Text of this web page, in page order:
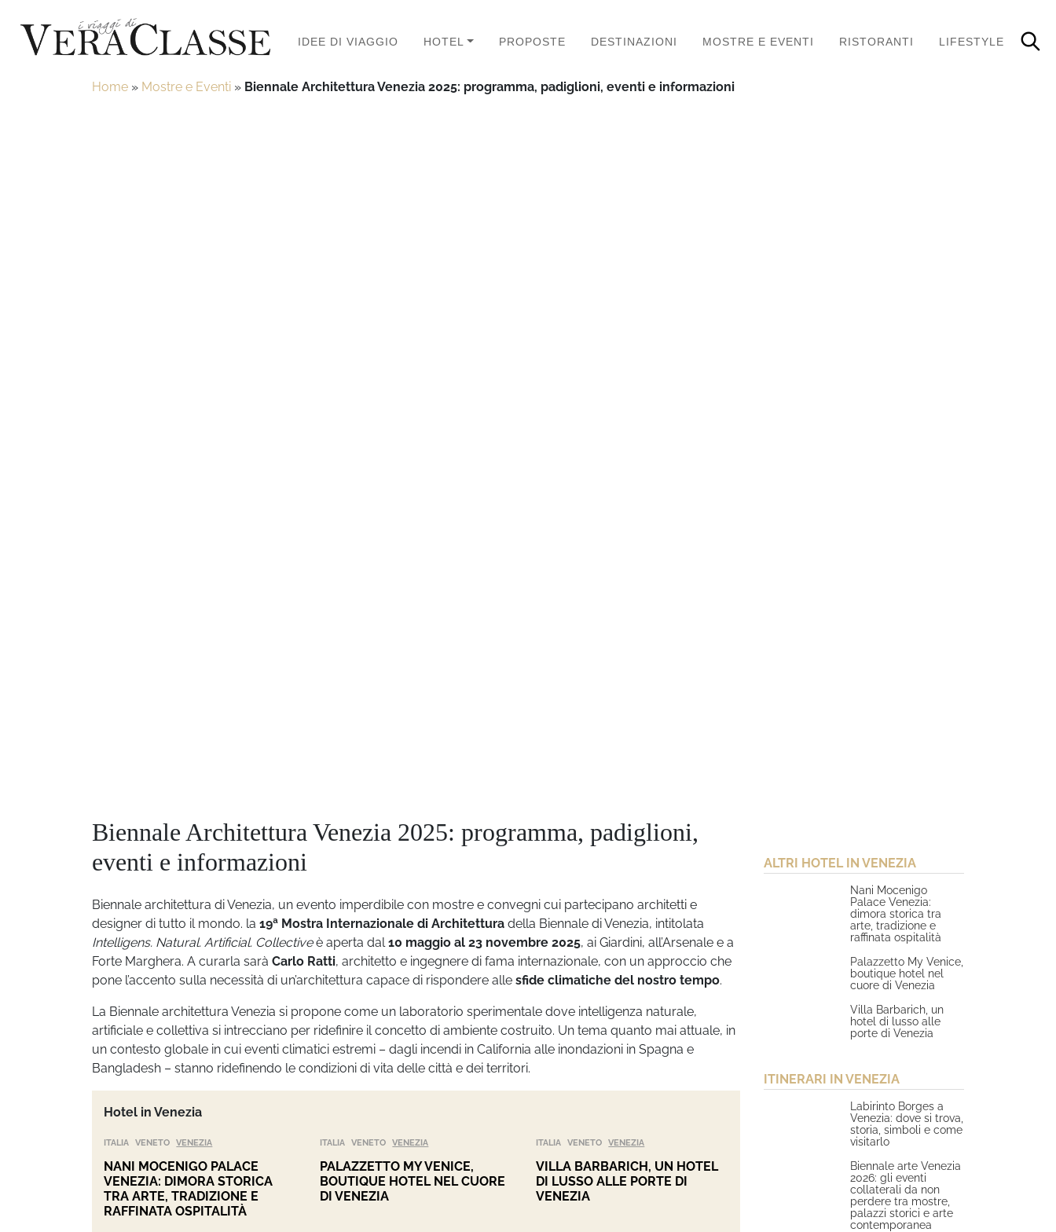
IDEE DI VIAGGIO HOTEL PROPOSTE DESTINAZIONI MOSTRE E EVENTI RISTORANTI LIFESTYLE
Home » Mostre e Eventi » Biennale Architettura Venezia 2025: programma, padiglioni, eventi e informazioni
Biennale Architettura Venezia 2025: programma, padiglioni,
eventi e informazioni
Biennale architettura di Venezia, un evento imperdibile con mostre e convegni cui partecipano architetti e
designer di tutto il mondo. la 19ª Mostra Internazionale di Architettura della Biennale di Venezia, intitolata
Intelligens. Natural. Artificial. Collectiveè aperta dal10 maggio al 23 novembre 2025, ai Giardini, all’Arsenale e a
Forte Marghera. A curarla sarà Carlo Ratti, architetto e ingegnere di fama internazionale, con un approccio che
pone l’accento sulla necessità di un’architettura capace di rispondere alle sfide climatiche del nostro tempo.
La Biennale architettura Venezia si propone come un laboratorio sperimentale dove intelligenza naturale,
artificiale e collettiva si intrecciano per ridefinire il concetto di ambiente costruito. Un tema quanto mai attuale, in
un contesto globale in cui eventi climatici estremi – dagli incendi in California alle inondazioni in Spagna e
Bangladesh – stanno ridefinendo le condizioni di vita delle città e dei territori.
Hotel in Venezia
ITALIA VENETO VENEZIA
NANI MOCENIGO PALACE
VENEZIA: DIMORA STORICA
TRA ARTE, TRADIZIONE E
RAFFINATA OSPITALITÀ
ITALIA VENETO VENEZIA
PALAZZETTO MY VENICE,
BOUTIQUE HOTEL NEL CUORE
DI VENEZIA
ITALIA VENETO VENEZIA
VILLA BARBARICH, UN HOTEL
DI LUSSO ALLE PORTE DI
VENEZIA
ALTRI HOTEL IN VENEZIA
Nani Mocenigo
Palace Venezia:
dimora storica tra
arte, tradizione e
raffinata ospitalità
Palazzetto My Venice,
boutique hotel nel
cuore di Venezia
Villa Barbarich, un
hotel di lusso alle
porte di Venezia
ITINERARI IN VENEZIA
Labirinto Borges a
Venezia: dove si trova,
storia, simboli e come
visitarlo
Biennale arte Venezia
2026: gli eventi
collaterali da non
perdere tra mostre,
palazzi storici e arte
contemporanea